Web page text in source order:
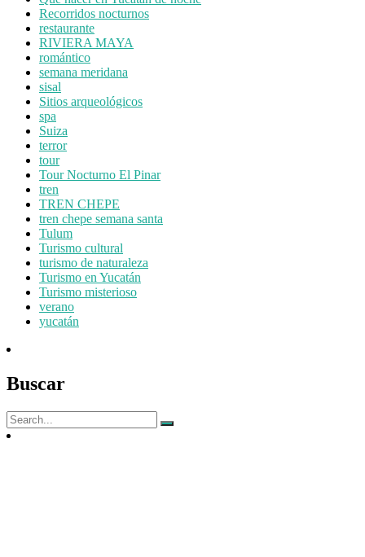
Recorridos nocturnos
restaurante
RIVIERA MAYA
romántico
semana meridana
sisal
Sitios arqueológicos
spa
Suiza
terror
tour
Tour Nocturno El Pinar
tren
TREN CHEPE
tren chepe semana santa
Tulum
Turismo cultural
turismo de naturaleza
Turismo en Yucatán
Turismo misterioso
verano
yucatán
Buscar